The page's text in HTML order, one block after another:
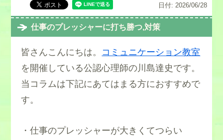
日付: 2026/06/28
仕事のプレッシャーに打ち勝つ,対策
皆さんこんにちは。 コミュニケーション教室
を開催している公認心理師の川島達史です。
当コラムは下記にあてはまる方におすすめで
す。
・仕事のプレッシャーが大きくてつらい